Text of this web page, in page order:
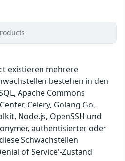
existieren mehrere
bestehen in den
Apache Commons
Celery, Golang Go,
Node.js, OpenSSH und
authentisierter oder
Schwachstellen
of Service'-Zustand